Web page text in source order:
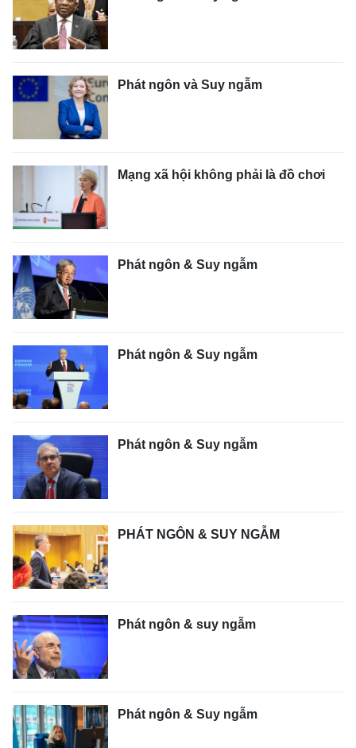
Phát ngôn và Suy ngẫm
Mạng xã hội không phải là đồ chơi
Phát ngôn & Suy ngẫm
Phát ngôn & Suy ngẫm
Phát ngôn & Suy ngẫm
PHÁT NGÔN & SUY NGẪM
Phát ngôn & suy ngẫm
Phát ngôn & Suy ngẫm